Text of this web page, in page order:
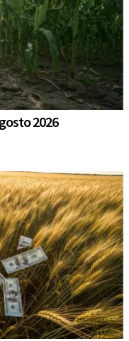
2026